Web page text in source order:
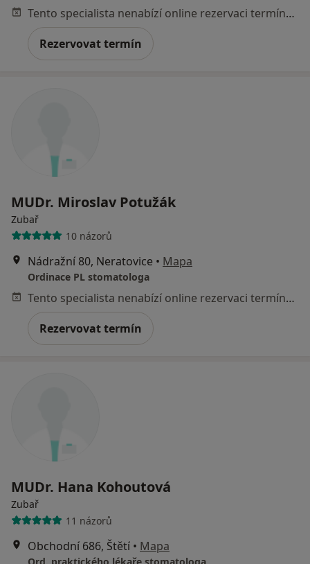
Tento specialista nenabízí online rezervaci termínu na této adrese.
Rezervovat termín
MUDr. Miroslav Potužák
Zubař
10 názorů
Nádražní 80, Neratovice • Mapa
Ordinace PL stomatologa
Tento specialista nenabízí online rezervaci termínu na této adrese.
Rezervovat termín
MUDr. Hana Kohoutová
Zubař
11 názorů
Obchodní 686, Štětí • Mapa